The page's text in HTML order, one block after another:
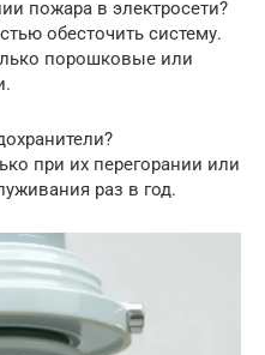
пожара в электросети?
обесточить систему.
порошковые или
при их перегорании или
раз в год.